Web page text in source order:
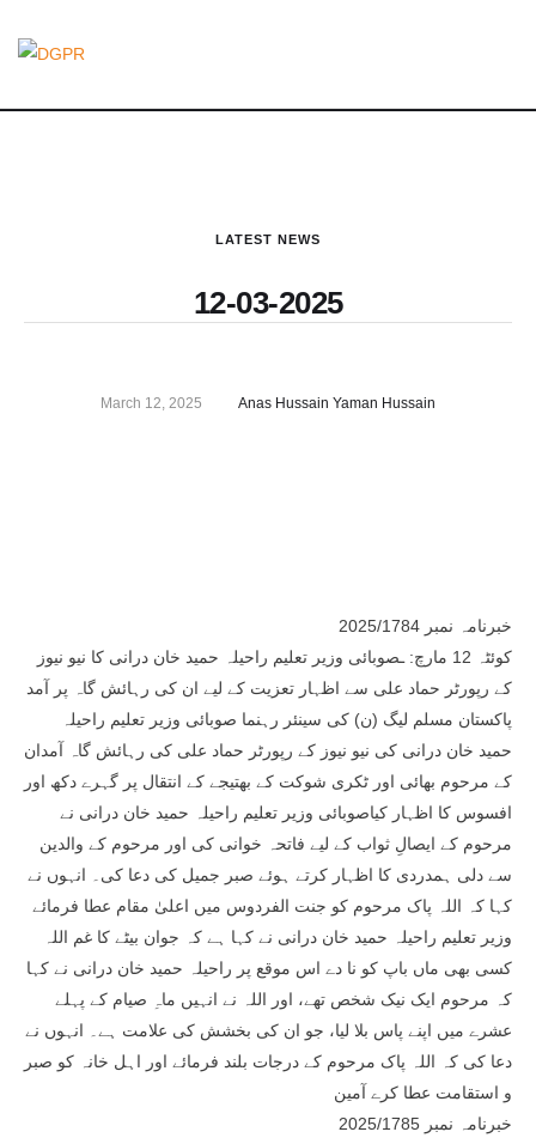
LATEST NEWS
12-03-2025
March 12, 2025 Anas Hussain Yaman Hussain
خبرنامہ نمبر 2025/1784
کوئٹہ 12 مارچ: ـصوبائی وزیر تعلیم راحیلہ حمید خان درانی کا نیو نیوز
کے رپورٹر حماد علی سے اظہار تعزیت کے لیے ان کی رہائش گاہ پر آمد
پاکستان مسلم لیگ (ن) کی سینئر رہنما صوبائی وزیر تعلیم راحیلہ
حمید خان درانی کی نیو نیوز کے رپورٹر حماد علی کی رہائش گاہ آمدان
کے مرحوم بھائی اور ٹکری شوکت کے بھتیجے کے انتقال پر گہرے دکھ اور
افسوس کا اظہار کیاصوبائی وزیر تعلیم راحیلہ حمید خان درانی نے
مرحوم کے ایصالِ ثواب کے لیے فاتحہ خوانی کی اور مرحوم کے والدین
سے دلی ہمدردی کا اظہار کرتے ہوئے صبر جمیل کی دعا کی۔ انہوں نے
کہا کہ اللہ پاک مرحوم کو جنت الفردوس میں اعلیٰ مقام عطا فرمائے
وزیر تعلیم راحیلہ حمید خان درانی نے کہا ہے کہ جوان بیٹے کا غم اللہ
کسی بھی ماں باپ کو نا دے اس موقع پر راحیلہ حمید خان درانی نے کہا
کہ مرحوم ایک نیک شخص تھے، اور اللہ نے انہیں ماہِ صیام کے پہلے
عشرے میں اپنے پاس بلا لیا، جو ان کی بخشش کی علامت ہے۔ انہوں نے
دعا کی کہ اللہ پاک مرحوم کے درجات بلند فرمائے اور اہل خانہ کو صبر
و استقامت عطا کرے آمین
خبرنامہ نمبر 2025/1785